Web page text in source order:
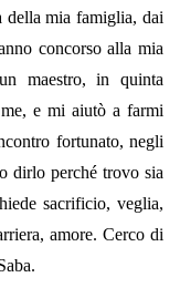
della mia famiglia, dai
concorso alla mia
maestro, in quinta
e mi aiutò a farmi
fortunato, negli
dirlo perché trovo sia
sacrificio, veglia,
amore. Cerco di